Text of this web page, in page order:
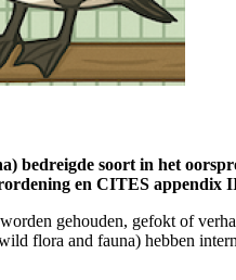
bedreigde soort in het
en CITES appendix
gehouden, gefokt of
flora and fauna) hebben